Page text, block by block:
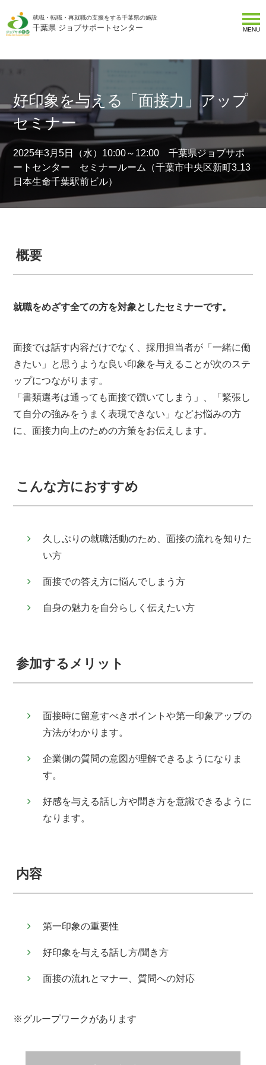
就職・転職・再就職の支援をする千葉県の施設
千葉県 ジョブサポートセンター MENU
好印象を与える「面接力」アップ
セミナー
2025年3月5日（水）10:00～12:00 千葉県ジョブサポ
ートセンター セミナールーム（千葉市中央区新町3₋13
日本生命千葉駅前ビル）
概要
就職をめざす全ての方を対象としたセミナーです。
面接では話す内容だけでなく、採用担当者が「一緒に働
きたい」と思うような良い印象を与えることが次のステ
ップにつながります。
「書類選考は通っても面接で躓いてしまう」、「緊張し
て自分の強みをうまく表現できない」などお悩みの方
に、面接力向上のための方策をお伝えします。
こんな方におすすめ
久しぶりの就職活動のため、面接の流れを知りた
い方
面接での答え方に悩んでしまう方
自身の魅力を自分らしく伝えたい方
参加するメリット
面接時に留意すべきポイントや第一印象アップの
方法がわかります。
企業側の質問の意図が理解できるようになりま
す。
好感を与える話し方や聞き方を意識できるように
なります。
内容
第一印象の重要性
好印象を与える話し方/聞き方
面接の流れとマナー、質問への対応
※グループワークがあります